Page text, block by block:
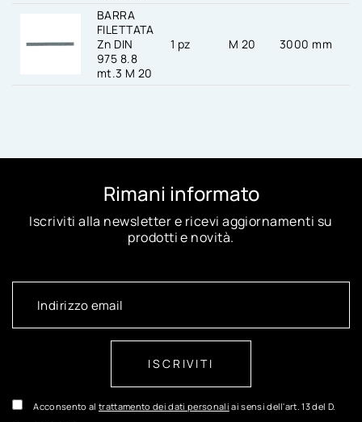
BARRA
FILETTATA
Zn DIN
975 8.8
mt.3 M 20
1 pz M 20 3000 mm
Rimani informato
Iscriviti alla newsletter e ricevi aggiornamenti su
prodotti e novità.
ISCRIVITI
Acconsento al trattamento dei dati personali ai sensi dell'art. 13 del D.